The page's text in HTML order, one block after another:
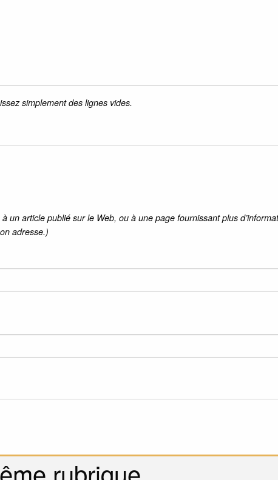
simplement des lignes vides.
un article publié sur le Web, ou à une page fournissant plus
adresse.)
rubrique